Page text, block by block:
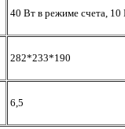
40 Вт в режиме счета,
282*233*190
6,5